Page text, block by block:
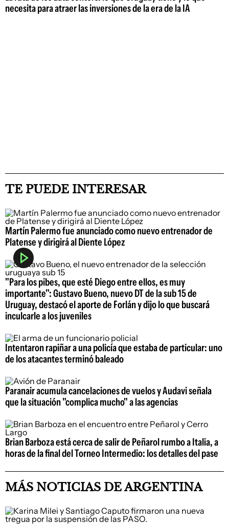
necesita para atraer las inversiones de la era de la IA
TE PUEDE INTERESAR
Martín Palermo fue anunciado como nuevo entrenador de
Platense y dirigirá al Diente López
"Para los pibes, que esté Diego entre ellos, es muy
importante": Gustavo Bueno, nuevo DT de la sub 15 de
Uruguay, destacó el aporte de Forlán y dijo lo que buscará
inculcarle a los juveniles
Intentaron rapiñar a una policía que estaba de particular: uno
de los atacantes terminó baleado
Paranair acumula cancelaciones de vuelos y Audavi señala
que la situación "complica mucho" a las agencias
Brian Barboza está cerca de salir de Peñarol rumbo a Italia, a
horas de la final del Torneo Intermedio: los detalles del pase
MÁS NOTICIAS DE ARGENTINA